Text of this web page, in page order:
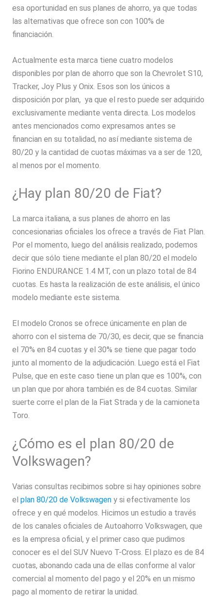
esa oportunidad en sus planes de ahorro, ya que todas
las alternativas que ofrece son con 100% de
financiación.
Actualmente esta marca tiene cuatro modelos
disponibles por plan de ahorro que son la Chevrolet S10,
Tracker, Joy Plus y Onix. Esos son los únicos a
disposición por plan, ya que el resto puede ser adquirido
exclusivamente mediante venta directa. Los modelos
antes mencionados como expresamos antes se
financian en su totalidad, no así mediante sistema de
80/20 y la cantidad de cuotas máximas va a ser de 120,
al menos por el momento.
¿Hay plan 80/20 de Fiat?
La marca italiana, a sus planes de ahorro en las
concesionarias oficiales los ofrece a través de Fiat Plan.
Por el momento, luego del análisis realizado, podemos
decir que sólo tiene mediante el plan 80/20 el modelo
Fiorino ENDURANCE 1.4 MT, con un plazo total de 84
cuotas. Es hasta la realización de este análisis, el único
modelo mediante este sistema.
El modelo Cronos se ofrece únicamente en plan de
ahorro con el sistema de 70/30, es decir, que se financia
el 70% en 84 cuotas y el 30% se tiene que pagar todo
junto al momento de la adjudicación. Luego está el Fiat
Pulse, que en este caso tiene un plan que es 100%, con
un plan que por ahora también es de 84 cuotas. Similar
suerte corre el plan de la Fiat Strada y de la camioneta
Toro.
¿Cómo es el plan 80/20 de
Volkswagen?
Varias consultas recibimos sobre si hay opiniones sobre
elplan 80/20 de Volkswagen y si efectivamente los
ofrece y en qué modelos. Hicimos un estudio a través
de los canales oficiales de Autoahorro Volkswagen, que
es la empresa oficial, y el primer caso que pudimos
conocer es el del SUV Nuevo T-Cross. El plazo es de 84
cuotas, abonando cada una de ellas conforme al valor
comercial al momento del pago y el 20% en un mismo
pago al momento de retirar la unidad.